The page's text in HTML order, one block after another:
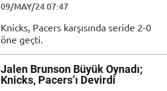
09/MAY/24 07:47
Knicks, Pacers karşısında seride 2-0
öne geçti.
Jalen Brunson Büyük Oynadı;
Knicks, Pacers’ı Devirdi